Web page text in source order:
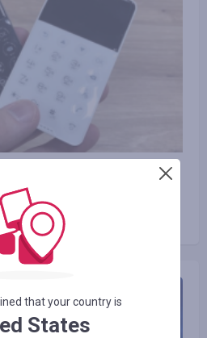
29.11.2017
miniaturowy
na świecie?
that your country is
States